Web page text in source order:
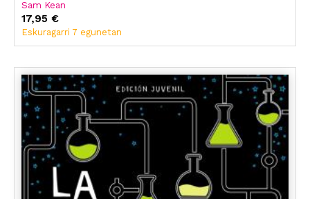
Sam Kean
17,95 €
Eskuragarri 7 egunetan